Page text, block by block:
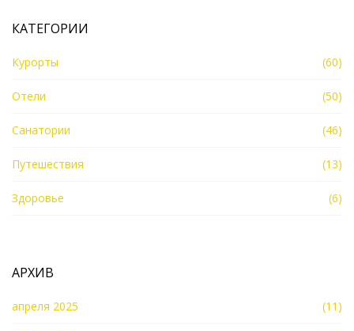
КАТЕГОРИИ
Курорты (60)
Отели (50)
Санатории (46)
Путешествия (13)
Здоровье (6)
АРХИВ
апреля 2025 (11)